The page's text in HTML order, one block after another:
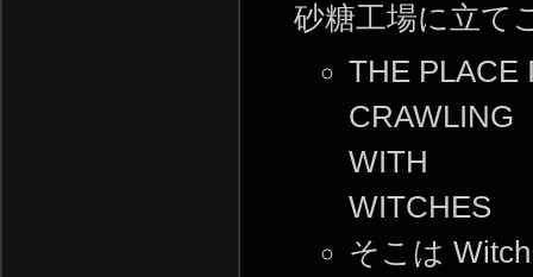
砂糖工場に立て
THE PLACE
CRAWLING
WITH
WITCHES
そこは